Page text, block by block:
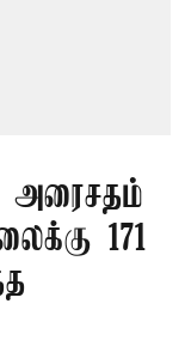
அரைசதம்
171